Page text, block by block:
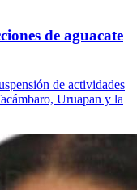
de aguacate
de actividades
Uruapan y la